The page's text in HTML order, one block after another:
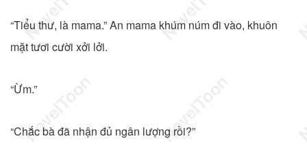
“Tiểu thư, là mama.” An mama khúm núm đi vào, khuôn
mặt tươi cười xởi lởi.
“Ừm.”
“Chắc bà đã nhận đủ ngân lượng rồi?”